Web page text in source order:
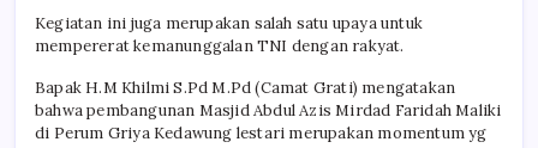
Kegiatan ini juga merupakan salah satu upaya untuk
mempererat kemanunggalan TNI dengan rakyat.
Bapak H.M Khilmi S.Pd M.Pd (Camat Grati) mengatakan
bahwa pembangunan Masjid Abdul Azis Mirdad Faridah Maliki
di Perum Griya Kedawung lestari merupakan momentum yg